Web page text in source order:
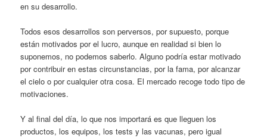
en su desarrollo.
Todos esos desarrollos son perversos, por supuesto, porque
están motivados por el lucro, aunque en realidad si bien lo
suponemos, no podemos saberlo. Alguno podría estar motivado
por contribuir en estas circunstancias, por la fama, por alcanzar
el cielo o por cualquier otra cosa. El mercado recoge todo tipo de
motivaciones.
Y al final del día, lo que nos importará es que lleguen los
productos, los equipos, los tests y las vacunas, pero igual